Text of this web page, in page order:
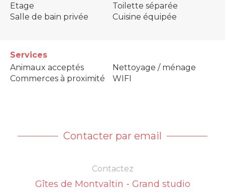
Etage
Salle de bain privée
Toilette séparée
Cuisine équipée
Services
Animaux acceptés
Commerces à proximité
Nettoyage / ménage
WIFI
Contacter par email
Contactez
Gîtes de Montvaltin - Grand studio